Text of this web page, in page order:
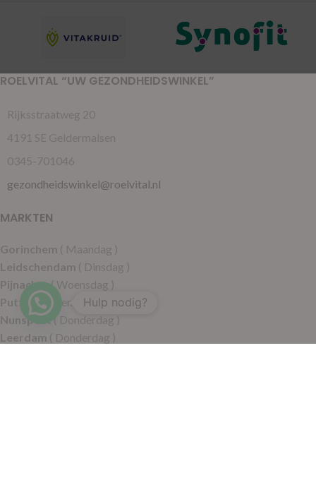
ROELVITAL “UW GEZONDHEIDSWINKEL”
Rijksstraatweg 20
4191 SE Geldermalsen
0345-701046
gezondheidswinkel@roelvital.nl
MARKTEN
Gorinchem ( Maandag )
Leidschendam ( Dinsdag )
Pijnacker( Woensdag )
Putten( Woensdag )
Nunspeet( Donderdag )
Leerdam ( Donderdag )
Hulp nodig?